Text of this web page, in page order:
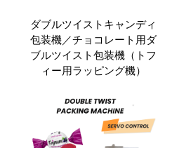
ダブルツイストキャンディ
包装機／チョコレート用ダ
ブルツイスト包装機（トフ
ィー用ラッピング機）